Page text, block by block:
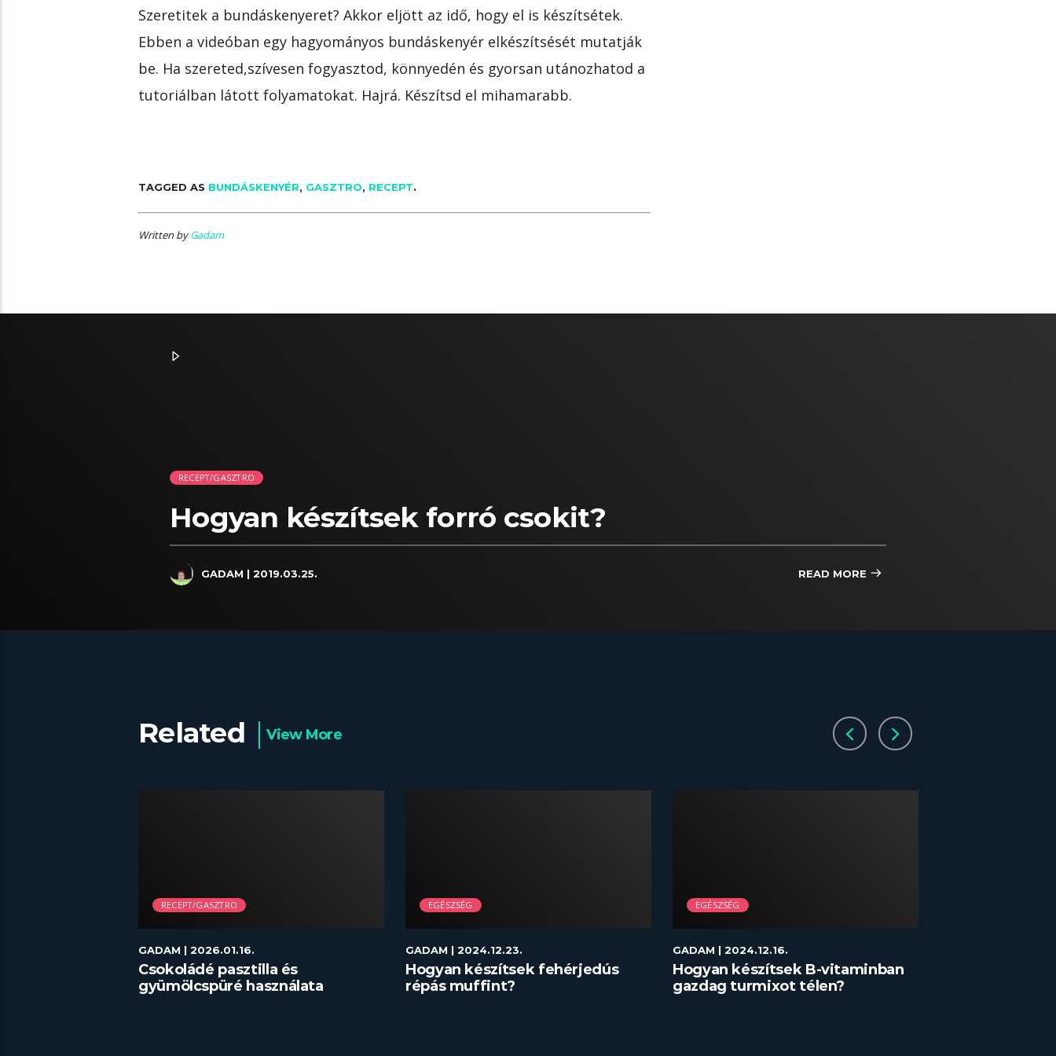
Szeretitek a bundáskenyeret? Akkor eljött az idő, hogy el is készítsétek.
Ebben a videóban egy hagyományos bundáskenyér elkészítsését mutatják
be. Ha szereted,szívesen fogyasztod, könnyedén és gyorsan utánozhatod a
tutoriálban látott folyamatokat. Hajrá. Készítsd el mihamarabb.
TAGGED AS BUNDÁSKENYÉR, GASZTRO, RECEPT.
Written byGadam
RECEPT/GASZTRO
Hogyan készítsek forró csokit?
GADAM | 2019.03.25. READ MORE
Related View More
RECEPT/GASZTRO
GADAM | 2026.01.16.
Csokoládé pasztilla és
gyümölcspüré használata
EGÉSZSÉG
GADAM | 2024.12.23.
Hogyan készítsek fehérjedús
répás muffint?
EGÉSZSÉG
GADAM | 2024.12.16.
Hogyan készítsek B-vitaminban
gazdag turmixot télen?